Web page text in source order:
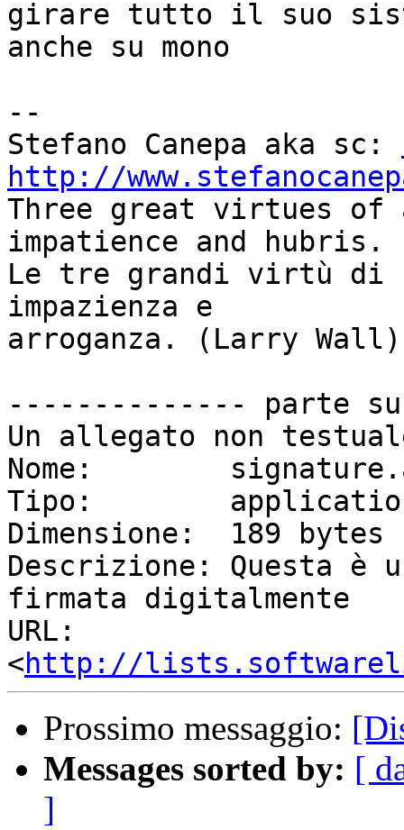
girare tutto il suo
anche su mono
--
Stefano Canepa aka sc:
http://
Three great virtues of
impatience and hubris.
Le tre grandi virtù di
impazienza e
arroganza. (Larry Wall)
-------------- parte
Un allegato non
Nome:
Tipo:
Dimensione:  189 bytes
Descrizione: Questa è
firmata digitalmente
URL:
<http://
Prossimo messaggio:
Messages sorted by: [
]